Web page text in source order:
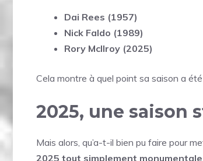
Dai Rees (1957)
Nick Faldo (1989)
Rory McIlroy (2025)
Cela montre à quel point sa saison a
2025, une
Mais alors, qu’a-t-il bien pu faire pour
2025 tout simplement monumentale.